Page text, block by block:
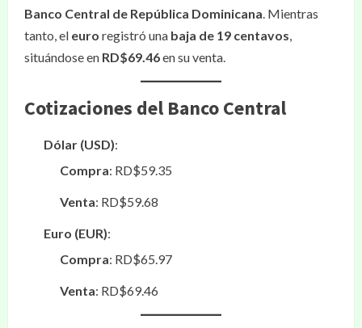
Banco Central de República Dominicana. Mientras
tanto, el euro registró una baja de 19 centavos,
situándose en RD$69.46en su venta.
Cotizaciones del Banco Central
Dólar (USD):
Compra: RD$59.35
Venta: RD$59.68
Euro (EUR):
Compra: RD$65.97
Venta: RD$69.46